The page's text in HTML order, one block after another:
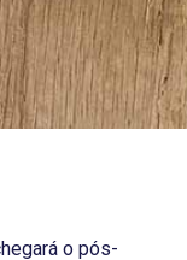
o pós-